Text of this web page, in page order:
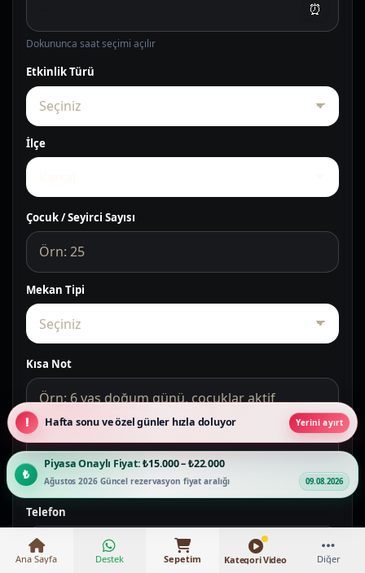
⏰
Dokununca saat seçimi açılır
Etkinlik Türü
İlçe
Çocuk / Seyirci Sayısı
Mekan Tipi
Kısa Not
Telefon
Piyasa Onaylı Fiyat:₺15.000 – ₺22.000
Ağustos 2026 Güncel rezervasyon fiyat aralığı 09.08.2026
Hafta sonu ve özel günler hızla doluyor Yerini ayırt
Ana Sayfa Destek Sepetim Kategori Video Diğer